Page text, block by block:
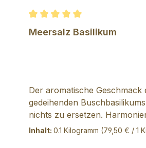
Durchschnittliche Bewertung
Meersalz Basilikum
Der aromatische Geschmack
gedeihenden
nichts zu ersetzen.
Knoblauch und Tomaten. Ein
Inhalt: 0.1 Kilogramm (79,50 € / 1